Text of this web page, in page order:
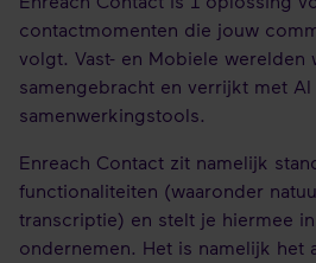
contactmomenten die jouw
volgt. Vast- en Mobiele werelden
samengebracht en verrijkt met AI
samenwerkingstools.
Enreach Contact zit namelijk
functionaliteiten (waaronder
transcriptie) en stelt je hiermee
ondernemen. Het is namelijk het